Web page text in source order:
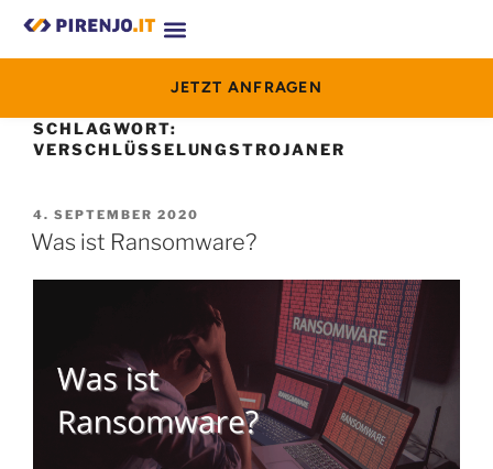
JETZT ANFRAGEN
SCHLAGWORT:
VERSCHLÜSSELUNGSTROJANER
4. SEPTEMBER 2020
Was ist Ransomware?